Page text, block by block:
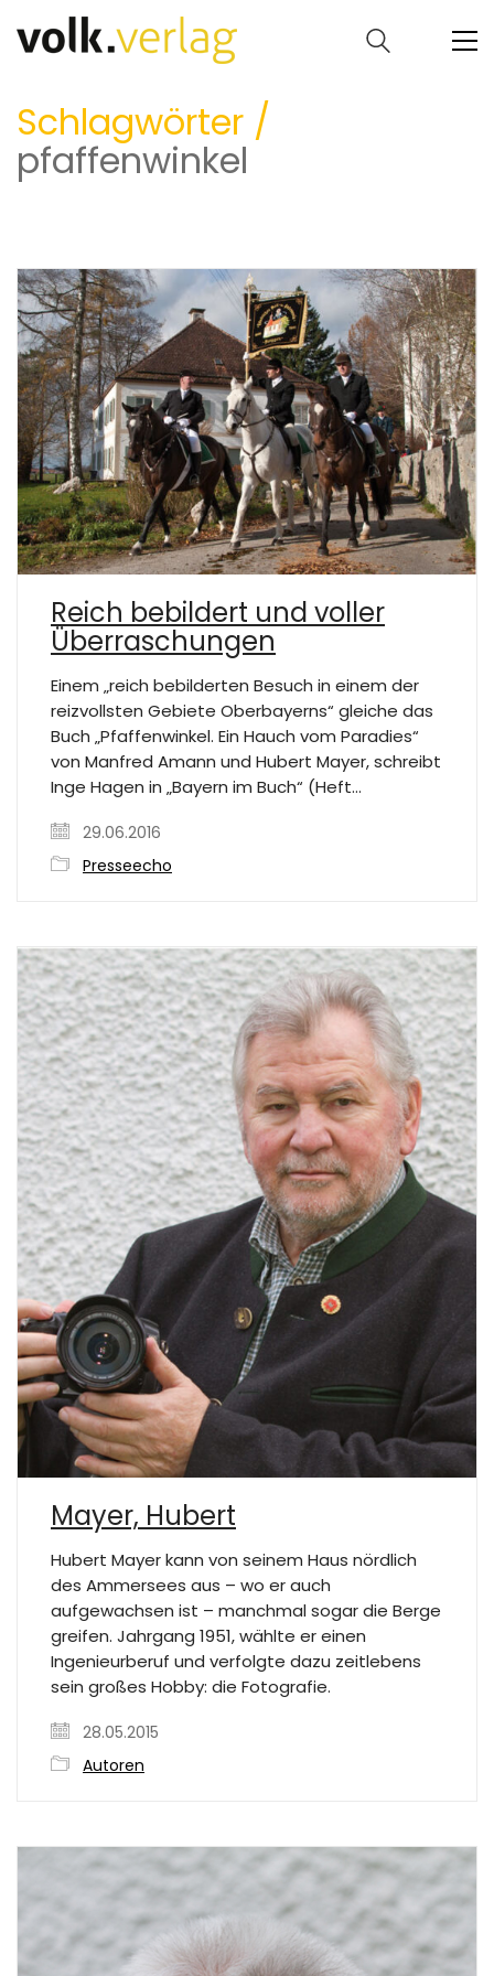
Schlagwörter /
pfaffenwinkel
Reich bebildert und voller
Überraschungen
Einem „reich bebilderten Besuch in einem der
reizvollsten Gebiete Oberbayerns“ gleiche das
Buch „Pfaffenwinkel. Ein Hauch vom Paradies“
von Manfred Amann und Hubert Mayer, schreibt
Inge Hagen in „Bayern im Buch“ (Heft…
29.06.2016
Presseecho
Mayer, Hubert
Hubert Mayer kann von seinem Haus nördlich
des Ammersees aus – wo er auch
aufgewachsen ist – manchmal sogar die Berge
greifen. Jahrgang 1951, wählte er einen
Ingenieurberuf und verfolgte dazu zeitlebens
sein großes Hobby: die Fotografie.
28.05.2015
Autoren